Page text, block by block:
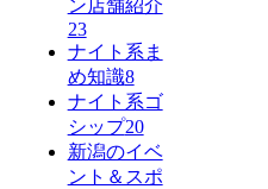
ン店舗紹介
23
ナイト系ま
め知識8
ナイト系ゴ
シップ20
新潟のイベ
ント＆スポ